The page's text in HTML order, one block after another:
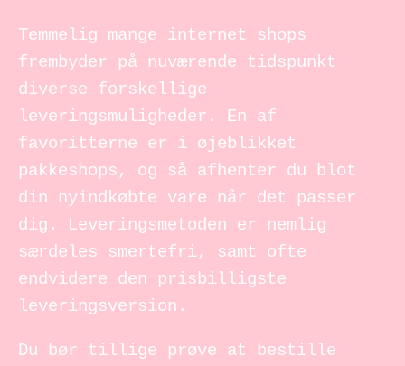
Temmelig mange internet shops
frembyder på nuværende tidspunkt
diverse forskellige
leveringsmuligheder. En af
favoritterne er i øjeblikket
pakkeshops, og så afhenter du blot
din nyindkøbte vare når det passer
dig. Leveringsmetoden er nemlig
særdeles smertefri, samt ofte
endvidere den prisbilligste
leveringsversion.
Du bør tillige prøve at bestille